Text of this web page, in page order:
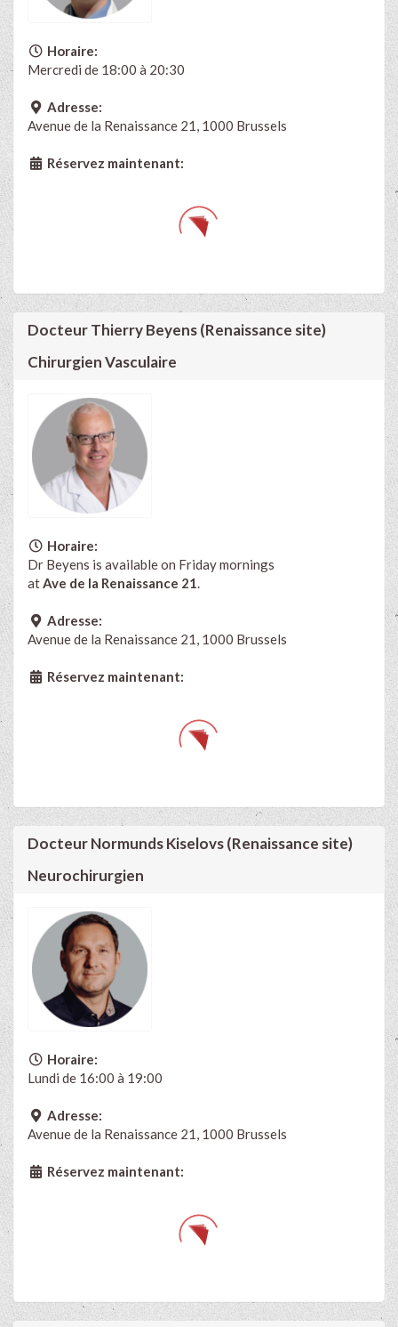
Horaire:
Mercredi de 18:00 à 20:30
Adresse:
Avenue de la Renaissance 21, 1000 Brussels
Réservez maintenant:
Docteur Thierry Beyens (Renaissance site)
Chirurgien Vasculaire
Horaire:
Dr Beyens is available on Friday mornings
at Ave de la Renaissance 21
Adresse:
Avenue de la Renaissance 21, 1000 Brussels
Réservez maintenant:
Docteur Normunds Kiselovs (Renaissance site)
Neurochirurgien
Horaire:
Lundi de 16:00 à 19:00
Adresse:
Avenue de la Renaissance 21, 1000 Brussels
Réservez maintenant: